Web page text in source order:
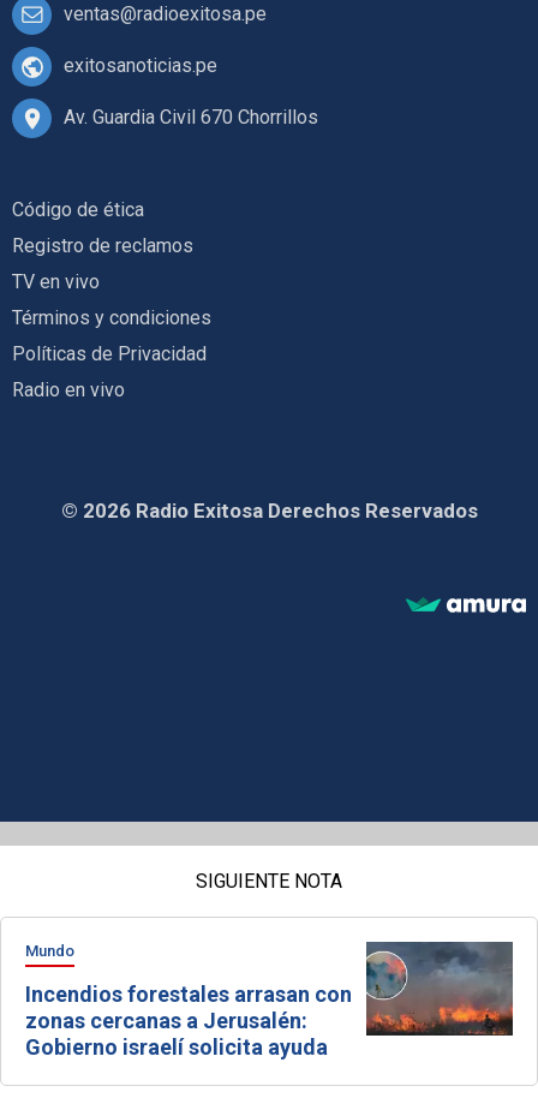
ventas@radioexitosa.pe
exitosanoticias.pe
Av. Guardia Civil 670 Chorrillos
Código de ética
Registro de reclamos
TV en vivo
Términos y condiciones
Políticas de Privacidad
Radio en vivo
© 2026 Radio Exitosa Derechos Reservados
SIGUIENTE NOTA
Mundo
Incendios forestales arrasan con
zonas cercanas a Jerusalén:
Gobierno israelí solicita ayuda